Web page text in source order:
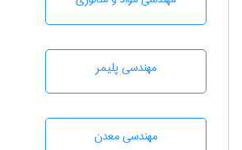
مهندسی پليمر
مهندسی معدن